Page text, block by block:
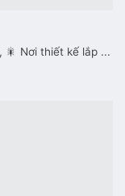
🎇 Nơi thiết kế lắp ...